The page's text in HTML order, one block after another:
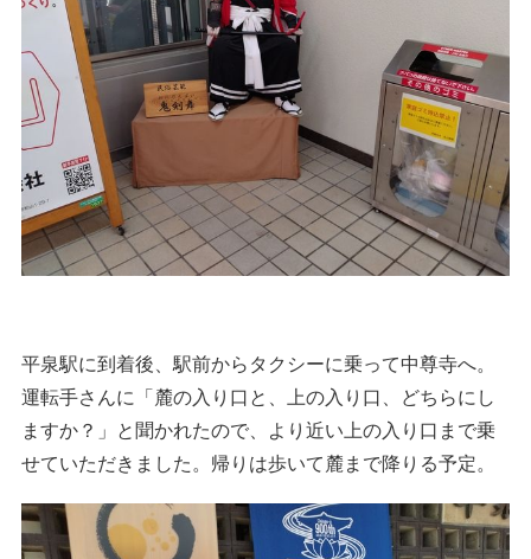
平泉駅に到着後、駅前からタクシーに乗って中尊寺へ。
運転手さんに「麓の入り口と、上の入り口、どちらにし
ますか？」と聞かれたので、より近い上の入り口まで乗
せていただきました。帰りは歩いて麓まで降りる予定。